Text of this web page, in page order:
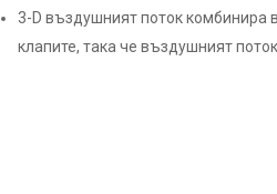
3-D въздушният поток комбинира
клапите, така че въздушният